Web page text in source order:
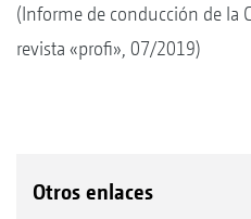
(Informe de conducción de la
revista «profi», 07/2019)
Otros enlaces